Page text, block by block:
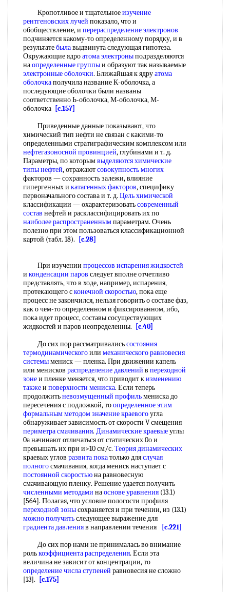
Кропотливое и тщательноеизучение
рентгеновских лучей показало, что и
обобществление, и перераспределение электронов
подчиняется какому-то определенному порядку, и в
результатебылавыдвинута следующая гипотеза.
Окружающие ядроатома электроныподразделяются
наопределенные группыи образуют так называемые
электронные оболочки. Ближайшая к ядруатома
оболочкаполучила название К-оболочка, а
последующие оболочки были названы
соответственно Ь-оболочка, М-оболочка, М-
оболочка [c.157]
Приведенные данные показывают, что
химический тип нефти не связан с какими-то
определенными стратиграфическим комплексом или
нефтегазоносной провинцией, глубинами и т. д.
Параметры, по которымвыделяются химические
типы нефтей, отражаютсовокупность многих
факторов — сохранность залежи, влияние
гипергенных и катагенных факторов, специфику
первоначального состава и т. д. Цель химической
классификации — охарактеризоватьсовременный
состав нефтей и расклассифицировать их по
наиболее распространеннымпараметрам. Очень
полезно при этом пользоваться классификационной
картой (табл. 18).
[c.28]
При изучении процессов испарения жидкостей
и конденсации паров следует вполне отчетливо
представлять, что в ходе, например, испарения,
протекающего сконечной скоростью, пока еще
процесс не закончился, нельзя говорить о составе фаз,
как о чем-то определенном и фиксированном, ибо,
пока идет процесс, составы сосуществующих
жидкостей и паров неопределенны.
[c.40]
До сих пор рассматривалисьсостояния
термодинамическогоили механического равновесия
системымениск — пленка. При движении капель
или менисков распределение давлений в переходной
зонеи пленке меняется, что приводит кизменению
такжеи поверхности мениска. Если теперь
продолжитьневозмущенный профильмениска до
пересечения с подложкой, тоопределенное этим
формальным методомзначение краевогоугла
обнаруживает зависимость от скорости V смещения
периметра смачивания. Динамические краевыеуглы
0а начинают отличаться от статических 0о и
превышать их при и>10 см/с. Теория динамических
краевых углов развита покатолько дляслучая
полногосмачивания, когда мениск наступает с
постоянной скоростьюна равновесную
смачивающую пленку. Решение удается получить
численными методами наоснове уравнения (13.1)
[564]. Полагая, что условие пологости профиля
переходной зонысохраняется и при течении, из (13.1)
можно получитьследующее выражение для
градиента давленияв направлении течения
[c.221]
До сих пор нами не принималась во внимание
ролькоэффициента распределения. Если эта
величина не зависит от концентрации, то
определение числа ступеней равновесия не сложно
[13].
[c.175]